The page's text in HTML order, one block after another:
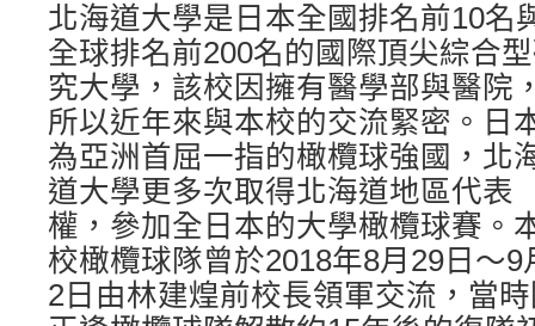
北海道大學是日本全國排名前10名
全球排名前200名的國際頂尖綜合
究大學，該校因擁有醫學部與醫院
所以近年來與本校的交流緊密。日
為亞洲首屈一指的橄欖球強國，北
道大學更多次取得北海道地區代表
權，參加全日本的大學橄欖球賽。
校橄欖球隊曾於2018年8月29日～9
2日由林建煌前校長領軍交流，當